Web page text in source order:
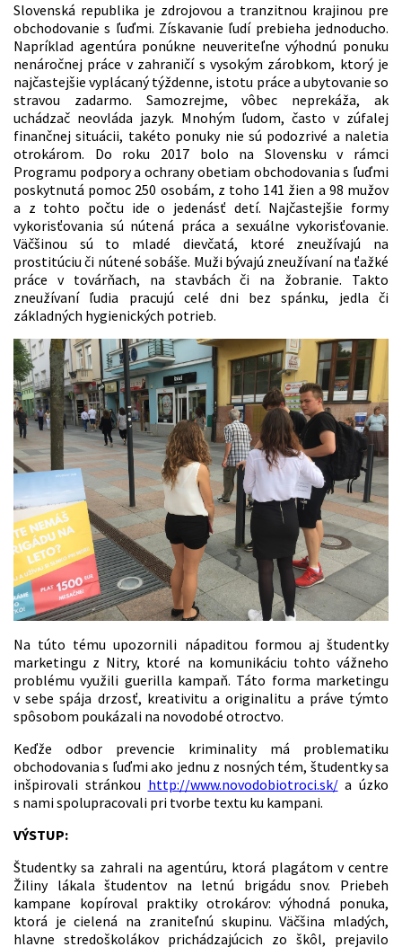
Slovenská republika je zdrojovou a tranzitnou krajinou pre
obchodovanie s ľuďmi. Získavanie ľudí prebieha jednoducho.
Napríklad agentúra ponúkne neuveriteľne výhodnú ponuku
nenáročnej práce v zahraničí s vysokým zárobkom, ktorý je
najčastejšie vyplácaný týždenne, istotu práce a ubytovanie so
stravou zadarmo. Samozrejme, vôbec neprekáža, ak
uchádzač neovláda jazyk. Mnohým ľudom, často v zúfalej
finančnej situácii, takéto ponuky nie sú podozrivé a naletia
otrokárom. Do roku 2017 bolo na Slovensku v rámci
Programu podpory a ochrany obetiam obchodovania s ľuďmi
poskytnutá pomoc 250 osobám, z toho 141 žien a 98 mužov
a z tohto počtu ide o jedenásť detí. Najčastejšie formy
vykorisťovania sú nútená práca a sexuálne vykorisťovanie.
Väčšinou sú to mladé dievčatá, ktoré zneužívajú na
prostitúciu či nútené sobáše. Muži bývajú zneužívaní na ťažké
práce v továrňach, na stavbách či na žobranie. Takto
zneužívaní ľudia pracujú celé dni bez spánku, jedla či
základných hygienických potrieb.
Na túto tému upozornili nápaditou formou aj študentky
marketingu z Nitry, ktoré na komunikáciu tohto vážneho
problému využili guerilla kampaň. Táto forma marketingu
v sebe spája drzosť, kreativitu a originalitu a práve týmto
spôsobom poukázali na novodobé otroctvo.
Keďže odbor prevencie kriminality má problematiku
obchodovania s ľuďmi ako jednu z nosných tém, študentky sa
inšpirovali stránkou http://www.novodobiotroci.sk/a úzko
s nami spolupracovali pri tvorbe textu ku kampani.
VÝSTUP:
Študentky sa zahrali na agentúru, ktorá plagátom v centre
Žiliny lákala študentov na letnú brigádu snov. Priebeh
kampane kopíroval praktiky otrokárov: výhodná ponuka,
ktorá je cielená na zraniteľnú skupinu. Väčšina mladých,
hlavne stredoškolákov prichádzajúcich zo škôl, prejavilo